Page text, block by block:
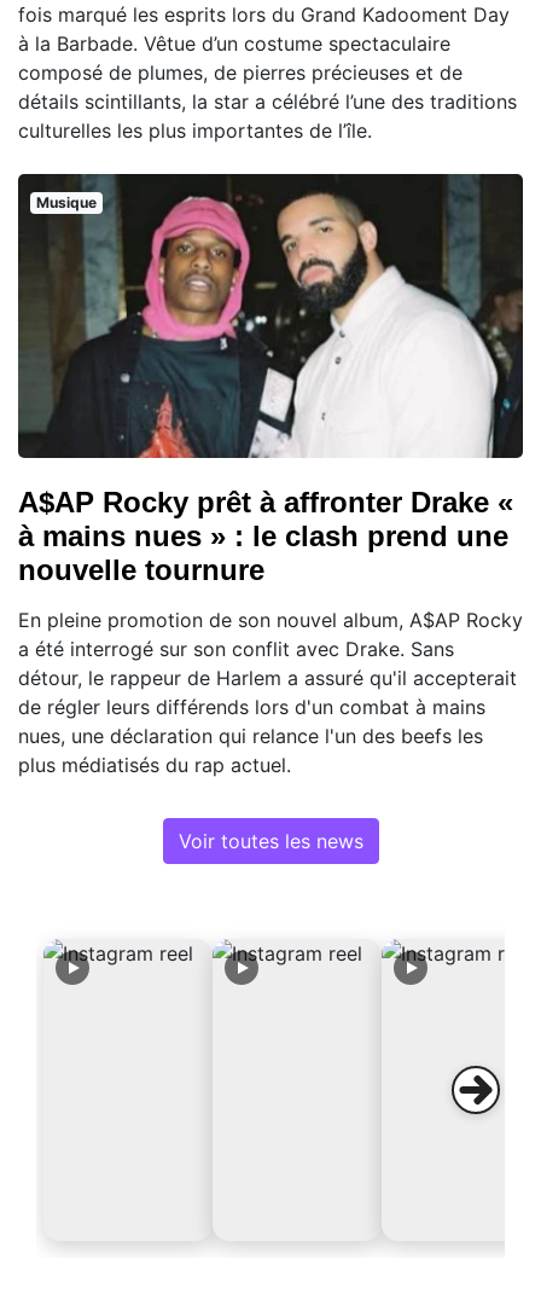
fois marqué les esprits lors du Grand Kadooment Day
à la Barbade. Vêtue d’un costume spectaculaire
composé de plumes, de pierres précieuses et de
détails scintillants, la star a célébré l’une des traditions
culturelles les plus importantes de l’île.
Musique
A$AP Rocky prêt à affronter Drake «
à mains nues » : le clash prend une
nouvelle tournure
En pleine promotion de son nouvel album, A$AP Rocky
a été interrogé sur son conflit avec Drake. Sans
détour, le rappeur de Harlem a assuré qu'il accepterait
de régler leurs différends lors d'un combat à mains
nues, une déclaration qui relance l'un des beefs les
plus médiatisés du rap actuel.
Voir toutes les news